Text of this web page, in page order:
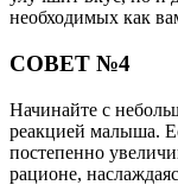
необходимых как
СОВЕТ №4
Начинайте с
реакцией малыша.
постепенно
рационе,